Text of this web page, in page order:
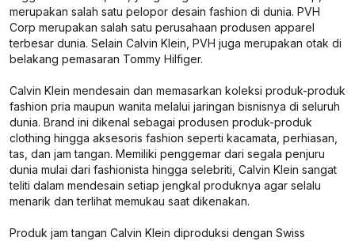
merupakan salah satu pelopor desain fashion di dunia. PVH
Corp merupakan salah satu perusahaan produsen apparel
terbesar dunia. Selain Calvin Klein, PVH juga merupakan otak di
belakang pemasaran Tommy Hilfiger.
Calvin Klein mendesain dan memasarkan koleksi produk-produk
fashion pria maupun wanita melalui jaringan bisnisnya di seluruh
dunia. Brand ini dikenal sebagai produsen produk-produk
clothing hingga aksesoris fashion seperti kacamata, perhiasan,
tas, dan jam tangan. Memiliki penggemar dari segala penjuru
dunia mulai dari fashionista hingga selebriti, Calvin Klein sangat
teliti dalam mendesain setiap jengkal produknya agar selalu
menarik dan terlihat memukau saat dikenakan.
Produk jam tangan Calvin Klein diproduksi dengan Swiss